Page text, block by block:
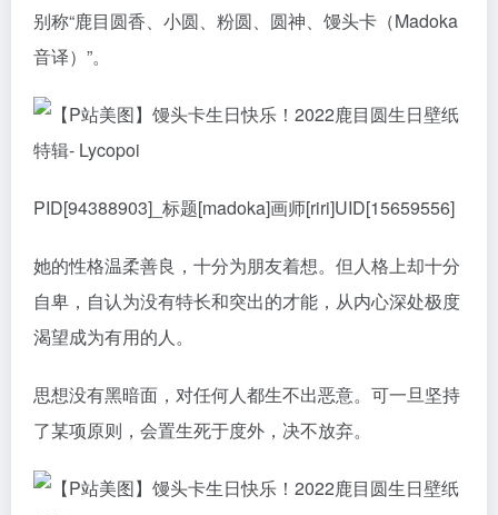
别称“鹿目圆香、小圆、粉圆、圆神、馒头卡（Madoka
音译）”。
PID[94388903]_标题[madoka]画师[riri]UID[15659556]
她的性格温柔善良，十分为朋友着想。但人格上却十分
自卑，自认为没有特长和突出的才能，从内心深处极度
渴望成为有用的人。
思想没有黑暗面，对任何人都生不出恶意。可一旦坚持
了某项原则，会置生死于度外，决不放弃。